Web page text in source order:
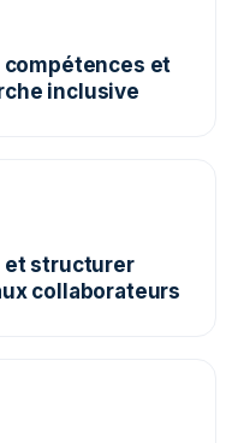
et
inclusive
et structurer
collaborateurs